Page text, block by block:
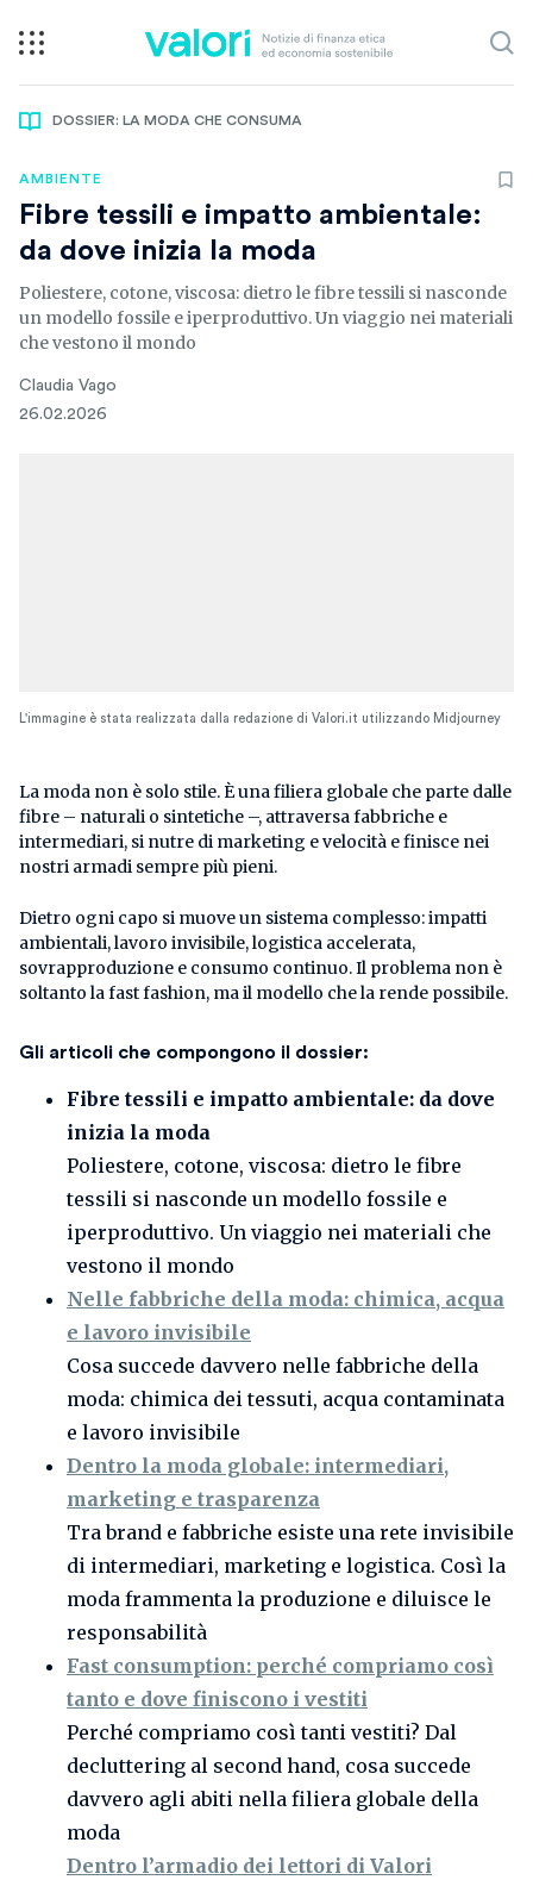
DOSSIER: LA MODA CHE CONSUMA
AMBIENTE
Fibre tessili e impatto ambientale:
da dove inizia la moda
Poliestere, cotone, viscosa: dietro le fibre tessili si nasconde
un modello fossile e iperproduttivo. Un viaggio nei materiali
che vestono il mondo
Claudia Vago
26.02.2026
L'immagine è stata realizzata dalla redazione di Valori.it utilizzando Midjourney
La moda non è solo stile. È una filiera globale che parte dalle
fibre – naturali o sintetiche –, attraversa fabbriche e
intermediari, si nutre di marketing e velocità e finisce nei
nostri armadi sempre più pieni.
Dietro ogni capo si muove un sistema complesso: impatti
ambientali, lavoro invisibile, logistica accelerata,
sovrapproduzione e consumo continuo. Il problema non è
soltanto la fast fashion, ma il modello che la rende possibile.
Gli articoli che compongono il dossier:
Fibre tessili e impatto ambientale: da dove
inizia la moda
Poliestere, cotone, viscosa: dietro le fibre
tessili si nasconde un modello fossile e
iperproduttivo. Un viaggio nei materiali che
vestono il mondo
Nelle fabbriche della moda: chimica, acqua
e lavoro invisibile
Cosa succede davvero nelle fabbriche della
moda: chimica dei tessuti, acqua contaminata
e lavoro invisibile
Dentro la moda globale: intermediari,
marketing e trasparenza
Tra brand e fabbriche esiste una rete invisibile
di intermediari, marketing e logistica. Così la
moda frammenta la produzione e diluisce le
responsabilità
Fast consumption: perché compriamo così
tanto e dove finiscono i vestiti
Perché compriamo così tanti vestiti? Dal
decluttering al second hand, cosa succede
davvero agli abiti nella filiera globale della
moda
Dentro l’armadio dei lettori di Valori